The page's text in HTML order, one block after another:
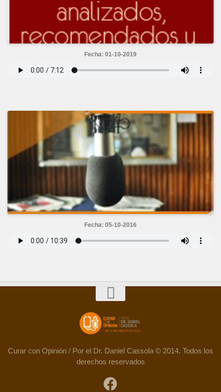
Fecha: 01-10-2019
Fecha: 05-10-2016
Curar con Opinión / Por el Dr. Daniel Cassola © 2014. Todos los
derechos reservados